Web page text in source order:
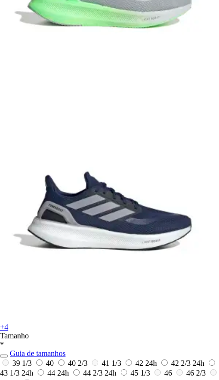
+4
Tamanho
*
Guia de tamanhos
39 1/3
40 40 2/3 41 1/3 42 24h 42 2/3 24h
43 1/3 24h 44 24h 44 2/3 24h 45 1/3 46
46 2/3